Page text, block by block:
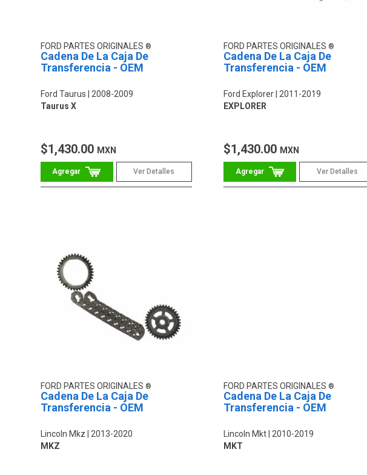
FORD PARTES ORIGINALES
Cadena De La Caja De
Transferencia - OEM
Ford Taurus
2008-2009
Taurus X
$1,430.00 MXN
Ver Detalles
FORD PARTES ORIGINALES
Cadena De La Caja De
Transferencia - OEM
Ford Explorer
2011-2019
EXPLORER
$1,430.00 MXN
Ver Detalles
FORD PARTES ORIGINALES
Cadena De La Caja De
Transferencia - OEM
Lincoln Mkz
2013-2020
MKZ
FORD PARTES ORIGINALES
Cadena De La Caja De
Transferencia - OEM
Lincoln Mkt 2010-2019
MKT